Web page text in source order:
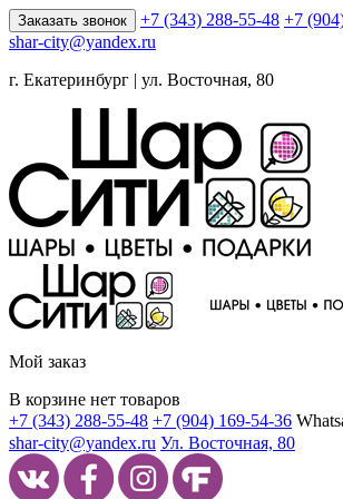
Заказать звонок +7 (343) 288-55-48 +7
shar-city@yandex.ru
г. Екатеринбург | ул. Восточная, 80
Мой заказ
В корзине нет товаров
+7 (343) 288-55-48 +7 (904) 169-54-36
shar-city@yandex.ru Ул. Восточная, 80